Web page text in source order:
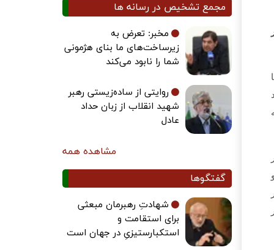
مجمع تشخیص در رسانه ها
مخبر: تعرض به
زیرساخت‌های ما بنای هژمونی
شما را نابود می‌کند
روایتی از ساده‌زیستی رهبر
شهید انقلاب از زبان حداد
عادل
مشاهده همه
گفتگوها
شهادتِ رهبرمان مبعثی
برای استقامت و
استکبارستیزیِ در جهان است